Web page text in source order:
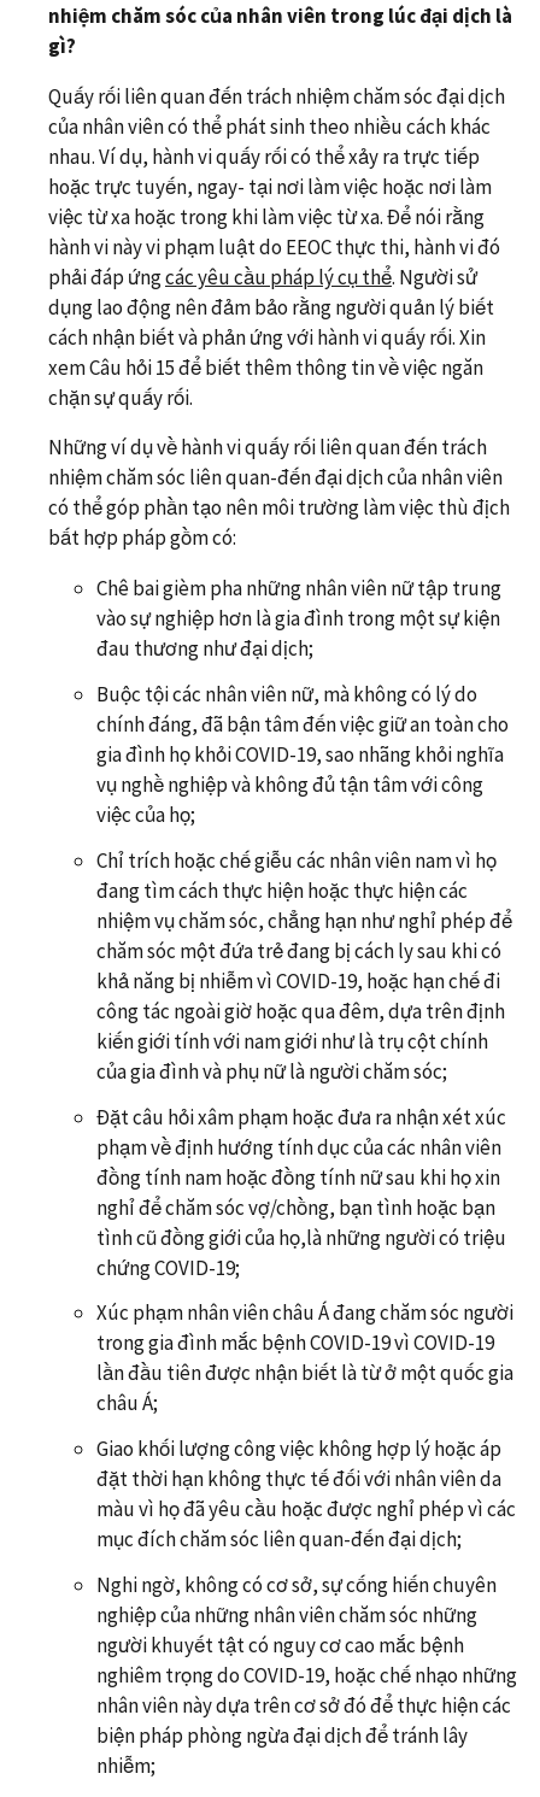
nhiệm chăm sóc của nhân viên trong lúc đại dịch là
gì?
Quấy rối liên quan đến trách nhiệm chăm sóc đại dịch
của nhân viên có thể phát sinh theo nhiều cách khác
nhau. Ví dụ, hành vi quấy rối có thể xảy ra trực tiếp
hoặc trực tuyến, ngay- tại nơi làm việc hoặc nơi làm
việc từ xa hoặc trong khi làm việc từ xa. Để nói rằng
hành vi này vi phạm luật do EEOC thực thi, hành vi đó
phải đáp ứngcác yêu cầu pháp lý cụ thể. Người sử
dụng lao động nên đảm bảo rằng người quản lý biết
cách nhận biết và phản ứng với hành vi quấy rối. Xin
xem Câu hỏi 15 để biết thêm thông tin về việc ngăn
chặn sự quấy rối.
Những ví dụ về hành vi quấy rối liên quan đến trách
nhiệm chăm sóc liên quan-đến đại dịch của nhân viên
có thể góp phần tạo nên môi trường làm việc thù địch
bất hợp pháp gồm có:
Chê bai gièm pha những nhân viên nữ tập trung
vào sự nghiệp hơn là gia đình trong một sự kiện
đau thương như đại dịch;
Buộc tội các nhân viên nữ, mà không có lý do
chính đáng, đã bận tâm đến việc giữ an toàn cho
gia đình họ khỏi COVID-19, sao nhãng khỏi nghĩa
vụ nghề nghiệp và không đủ tận tâm với công
việc của họ;
Chỉ trích hoặc chế giễu các nhân viên nam vì họ
đang tìm cách thực hiện hoặc thực hiện các
nhiệm vụ chăm sóc, chẳng hạn như nghỉ phép để
chăm sóc một đứa trẻ đang bị cách ly sau khi có
khả năng bị nhiễm vì COVID-19, hoặc hạn chế đi
công tác ngoài giờ hoặc qua đêm, dựa trên định
kiến giới tính với nam giới như là trụ cột chính
của gia đình và phụ nữ là người chăm sóc;
Đặt câu hỏi xâm phạm hoặc đưa ra nhận xét xúc
phạm về định hướng tính dục của các nhân viên
đồng tính nam hoặc đồng tính nữ sau khi họ xin
nghỉ để chăm sóc vợ/chồng, bạn tình hoặc bạn
tình cũ đồng giới của họ,là những người có triệu
chứng COVID-19;
Xúc phạm nhân viên châu Á đang chăm sóc người
trong gia đình mắc bệnh COVID-19 vì COVID-19
lần đầu tiên được nhận biết là từ ở một quốc gia
châu Á;
Giao khối lượng công việc không hợp lý hoặc áp
đặt thời hạn không thực tế đối với nhân viên da
màu vì họ đã yêu cầu hoặc được nghỉ phép vì các
mục đích chăm sóc liên quan-đến đại dịch;
Nghi ngờ, không có cơ sở, sự cống hiến chuyên
nghiệp của những nhân viên chăm sóc những
người khuyết tật có nguy cơ cao mắc bệnh
nghiêm trọng do COVID-19, hoặc chế nhạo những
nhân viên này dựa trên cơ sở đó để thực hiện các
biện pháp phòng ngừa đại dịch để tránh lây
nhiễm;